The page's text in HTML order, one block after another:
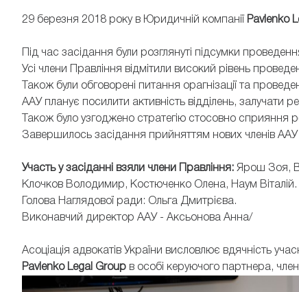
29 березня 2018 року в Юридичній компанії Pavlenko
Під час засідання були розглянуті підсумки
Усі члени Правління відмітили високий рівень
Також були обговорені питання орагнізації та
ААУ планує посилити активність відділень, залучати
Також було узгоджено стратегію стосовно сприяння
Завершилось засідання прийняттям нових членів
Участь у засіданні взяли члени Правління: Ярош Зоя,
Клочков Володимир, Костюченко Олена, Наум Віталій.
Голова Наглядової ради: Ольга Дмитрієва.
Виконавчий директор ААУ - Аксьонова Анна/
Асоціація адвокатів України висловлює вдячність
Pavlenko Legal Group в особі керуючого партнера,